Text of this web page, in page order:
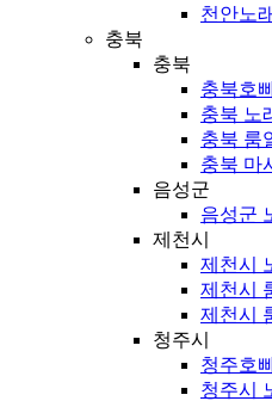
천안노
충북
충북
충북호
충북 노
충북 룸
충북 마
음성군
음성군
제천시
제천시
제천시
제천시
청주시
청주호
청주시